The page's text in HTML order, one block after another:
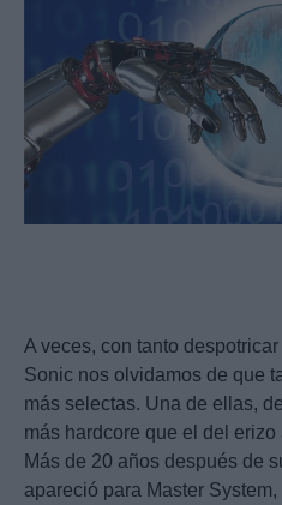
A veces, con tanto
Sonic nos olvidamos de que
más selectas. Una de ellas,
más hardcore que el del erizo
Más de 20 años después de
apareció para Master